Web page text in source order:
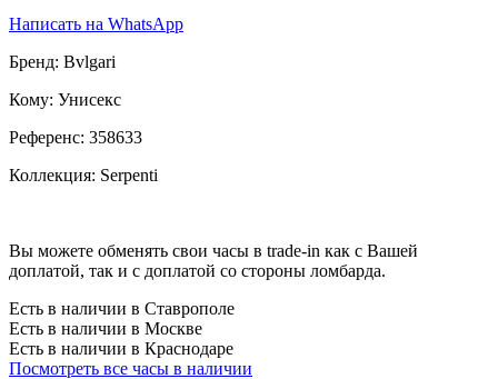
Написать на WhatsApp
Бренд: Bvlgari
Кому: Унисекс
Референс: 358633
Коллекция: Serpenti
Вы можете обменять свои часы в trade-in как с Вашей
доплатой, так и с доплатой со стороны ломбарда.
Есть в наличии в Ставрополе
Есть в наличии в Москве
Есть в наличии в Краснодаре
Посмотреть все часы в наличии